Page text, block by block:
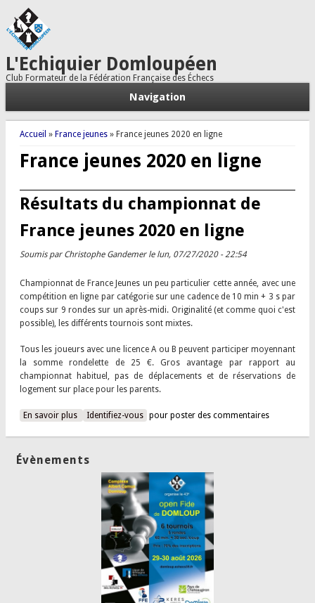
L'Echiquier Domloupéen
Club Formateur de la Fédération Française des Échecs
Navigation
Vous êtes ici
Accueil » France jeunes» France jeunes 2020 en ligne
France jeunes 2020 en ligne
Résultats du championnat de
France jeunes 2020 en ligne
Soumis par Christophe Gandemerle lun, 07/27/2020 - 22:54
Championnat de France Jeunes un peu particulier cette année, avec une
compétition en ligne par catégorie sur une cadence de 10 min + 3 s par
coups sur 9 rondes sur un après-midi. Originalité (et comme quoi c'est
possible), les différents tournois sont mixtes.
Tous les joueurs avec une licence A ou B peuvent participer moyennant
la somme rondelette de 25 €. Gros avantage par rapport au
championnat habituel, pas de déplacements et de réservations de
logement sur place pour les parents.
En savoir plus
à propos de Résultats du championnat de France jeunes
Identifiez-vous pour poster des commentaires
Évènements